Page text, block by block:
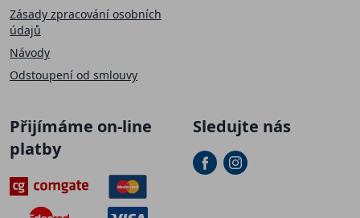
Zásady zpracování osobních
údajů
Návody
Odstoupení od smlouvy
Přijímáme on-line
platby
Sledujte nás